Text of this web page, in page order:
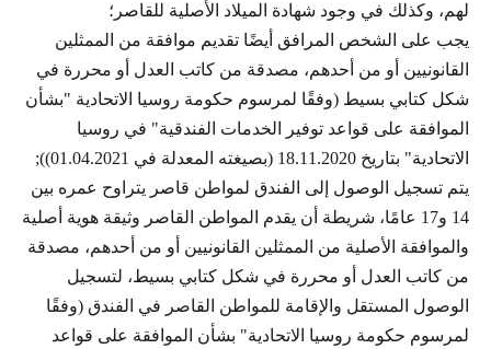
لهم، وكذلك في وجود شهادة الميلاد الأصلية للقاصر؛
يجب على الشخص المرافق أيضًا تقديم موافقة من الممثلين
القانونيين أو من أحدهم، مصدقة من كاتب العدل أو محررة في
شكل كتابي بسيط (وفقًا لمرسوم حكومة روسيا الاتحادية "بشأن
الموافقة على قواعد توفير الخدمات الفندقية" في روسيا
الاتحادية" بتاريخ 18.11.2020 (بصيغته المعدلة في 01.04.2021));
يتم تسجيل الوصول إلى الفندق لمواطن قاصر يتراوح عمره بين
14 و17 عامًا، شريطة أن يقدم المواطن القاصر وثيقة هوية أصلية
والموافقة الأصلية من الممثلين القانونيين أو من أحدهم، مصدقة
من كاتب العدل أو محررة في شكل كتابي بسيط، لتسجيل
الوصول المستقل والإقامة للمواطن القاصر في الفندق (وفقًا
لمرسوم حكومة روسيا الاتحادية" بشأن الموافقة على قواعد